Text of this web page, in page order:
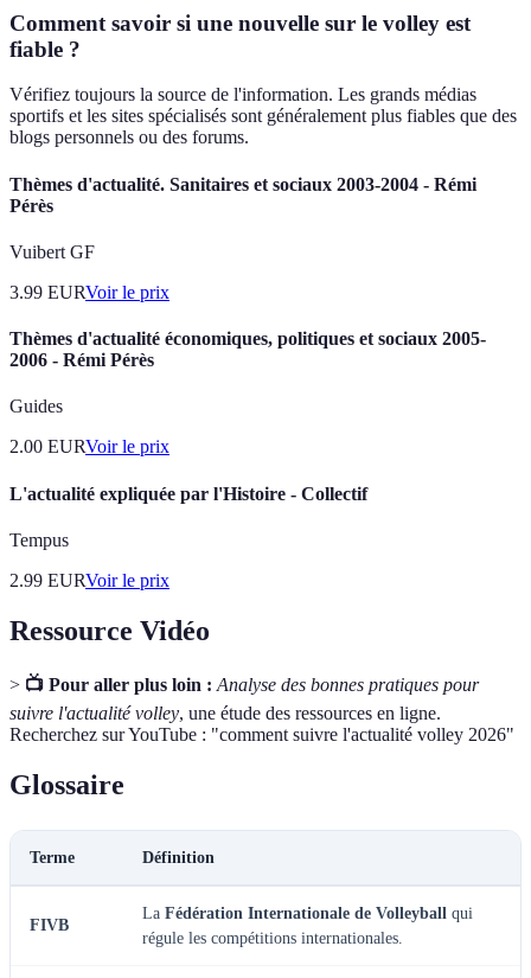
Comment savoir si une nouvelle sur le volley est
fiable ?
Vérifiez toujours la source de l'information. Les grands médias
sportifs et les sites spécialisés sont généralement plus fiables que des
blogs personnels ou des forums.
Thèmes d'actualité. Sanitaires et sociaux 2003-2004 - Rémi
Pérès
Vuibert GF
3.99 EURVoir le prix
Thèmes d'actualité économiques, politiques et sociaux 2005-
2006 - Rémi Pérès
Guides
2.00 EURVoir le prix
L'actualité expliquée par l'Histoire - Collectif
Tempus
2.99 EURVoir le prix
Ressource Vidéo
> 📺 Pour aller plus loin : Analyse des bonnes pratiques pour
suivre l'actualité volley, une étude des ressources en ligne.
Recherchez sur YouTube : "comment suivre l'actualité volley 2026"
Glossaire
Terme Définition
FIVB
La Fédération Internationale de Volleyball qui
régule les compétitions internationales.